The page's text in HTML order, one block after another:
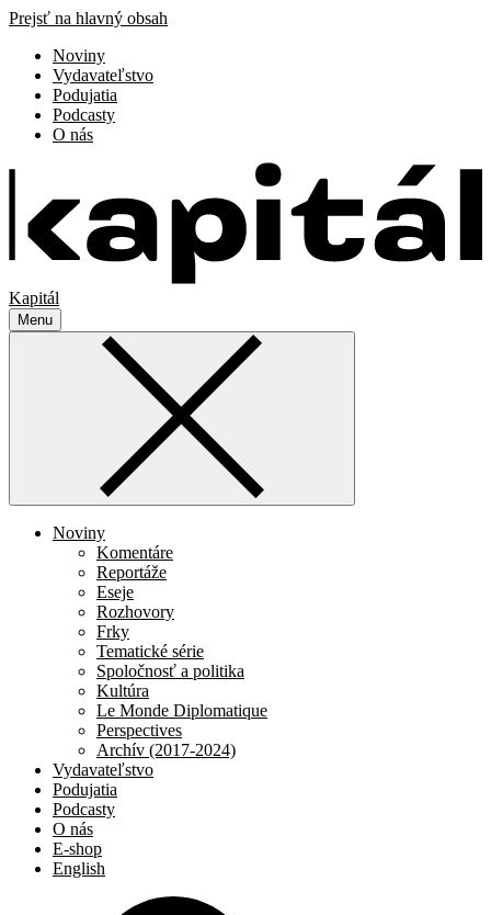
Prejsť na hlavný obsah
Noviny
Vydavateľstvo
Podujatia
Podcasty
O nás
Kapitál
Menu
Noviny
Komentáre
Reportáže
Eseje
Rozhovory
Frky
Tematické série
Spoločnosť a politika
Kultúra
Le Monde Diplomatique
Perspectives
Archív (2017-2024)
Vydavateľstvo
Podujatia
Podcasty
O nás
E-shop
English